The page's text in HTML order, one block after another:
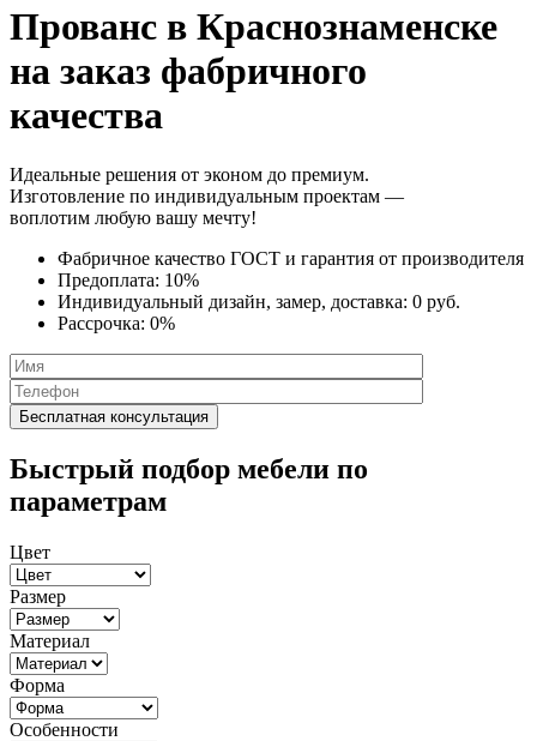
Прованс в Краснознаменске
на заказ фабричного
качества
Идеальные решения от эконом до премиум.
Изготовление по индивидуальным проектам —
воплотим любую вашу мечту!
Фабричное качество ГОСТ и гарантия от производителя
Предоплата: 10%
Индивидуальный дизайн, замер, доставка: 0 руб.
Рассрочка: 0%
Быстрый подбор мебели по
параметрам
Цвет
Размер
Материал
Форма
Особенности